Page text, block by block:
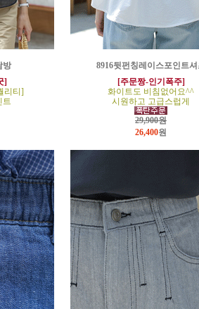
방
]
리티]
트
8916뒷펀칭레이스포인트셔
[주문짱-인기폭주]
화이트도 비침없어요^^
시원하고 고급스럽게
29,900원
26,400원